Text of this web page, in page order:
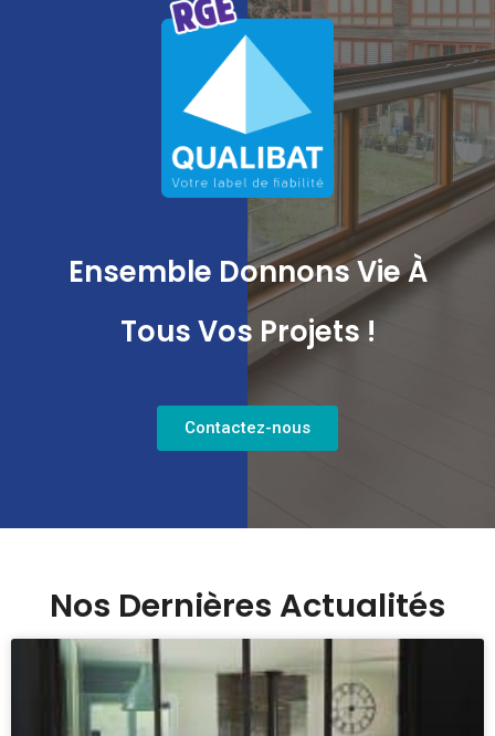
Ensemble Donnons Vie À
Tous Vos Projets !
Contactez-nous
Nos Dernières Actualités